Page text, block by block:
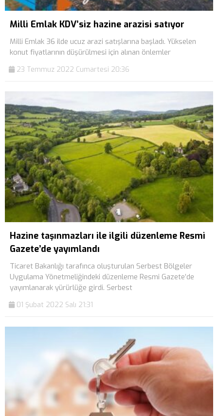
Milli Emlak KDV’siz hazine arazisi satıyor
Milli Emlak 36 ilde ucuz arazi satışlarına başladı. Yükselen
konut fiyatlarının düşürülmesi için alınan önlemler
23 Temmuz 2022 Cumartesi 20:36
Hazine taşınmazları ile ilgili düzenleme Resmi
Gazete’de yayımlandı
Ticaret Bakanlığı tarafınca oluşturulan Serbest Bölgeler
Uygulama Yönetmeliğindeki düzenleme Resmi Gazete’de
yayımlanarak yürürlüğe girdi. Serbest
01 Şubat 2022 Salı 21:31